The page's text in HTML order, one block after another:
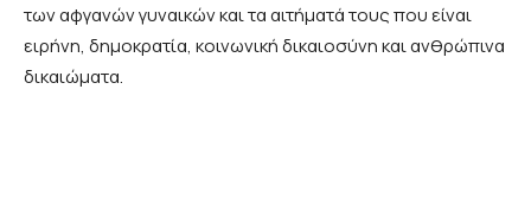
των αφγανών γυναικών και τα αιτήματά τους που είναι
ειρήνη, δημοκρατία, κοινωνική δικαιοσύνη και ανθρώπινα
δικαιώματα.